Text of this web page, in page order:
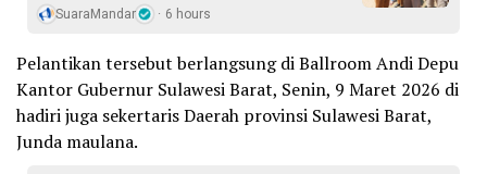
SuaraMandar 6 hours
Pelantikan tersebut berlangsung di Ballroom Andi Depu
Kantor Gubernur Sulawesi Barat, Senin, 9 Maret 2026 di
hadiri juga sekertaris Daerah provinsi Sulawesi Barat,
Junda maulana.